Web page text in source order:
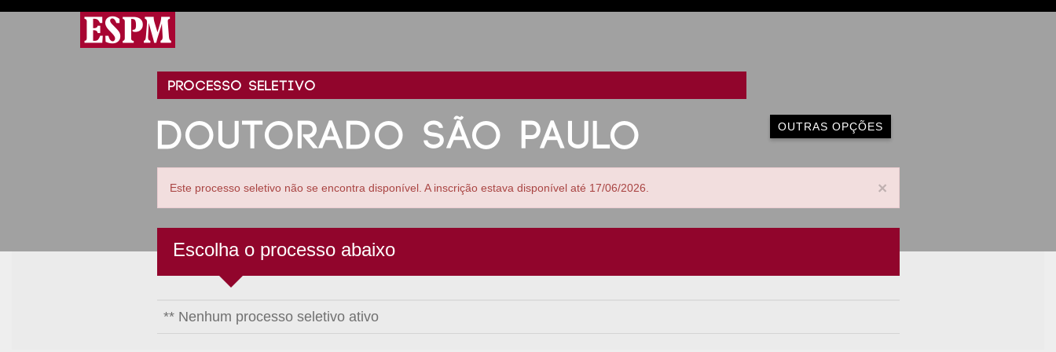
PROCESSO SELETIVO
DOUTORADO SÃO PAULO OUTRAS OPÇÕES
×
Este processo seletivo não se encontra disponível. A inscrição estava disponível até 17/06/2026.
Escolha o processo abaixo
** Nenhum processo seletivo ativo